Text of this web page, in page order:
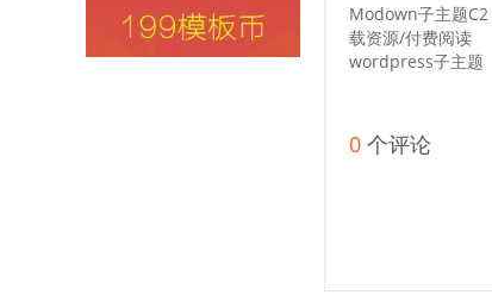
Modown子主题
载资源/付费阅读
wordpress子主题
0 个评论